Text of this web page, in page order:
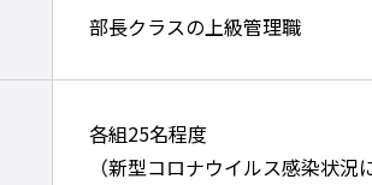
部長クラスの上級管理職
各組25名程度
（新型コロナウイルス感染状